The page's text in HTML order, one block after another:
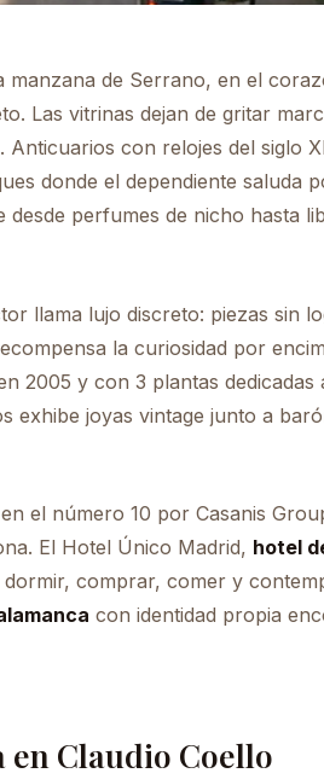
manzana de Serrano, en el
Las vitrinas dejan de gritar
con relojes del siglo
donde el dependiente saluda
perfumes de nicho hasta
llama lujo discreto: piezas sin
la curiosidad por
2005 y con 3 plantas dedicadas
exhibe joyas vintage junto a
el número 10 por Casanis
El Hotel Único Madrid, hotel
comprar, comer y
con identidad propia
en Claudio Coello